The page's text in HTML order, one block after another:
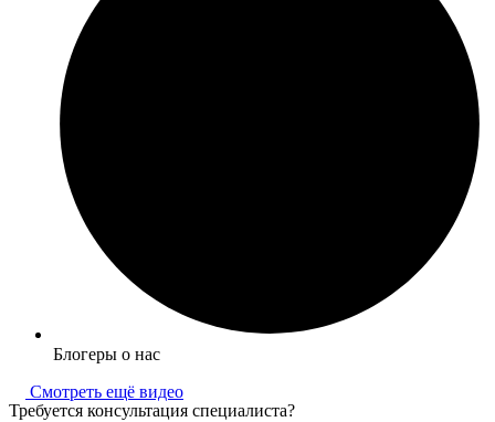
Блогеры о нас
Смотреть ещё видео
Требуется консультация специалиста?